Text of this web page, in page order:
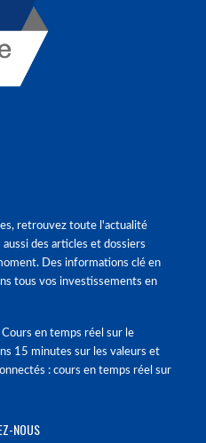
retrouvez toute l'actualité
des articles et dossiers
Des informations clé en
tous vos investissements en
Cours en temps réel sur le
15 minutes sur les valeurs et
: cours en temps réel sur
NOUS